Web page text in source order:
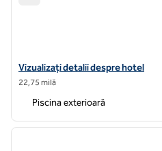
Vizualizați detaliile hotelului
Vizualizați detalii despre hotel
22,75 milă
Piscina exterioară
1 din 13